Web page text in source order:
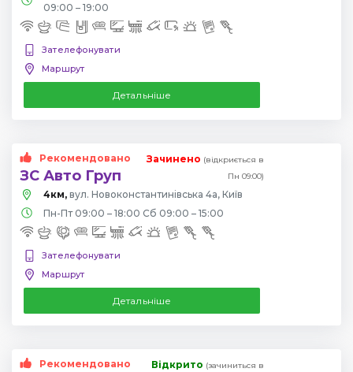
09:00 – 19:00
Зателефонувати
Маршрут
Детальніше
Рекомендовано
ЗС Авто Груп
Зачинено (відкриється в
Пн 09:00)
4км, вул. Новоконстантинівська 4а, Київ
Пн-Пт 09:00 – 18:00 Сб 09:00 – 15:00
Зателефонувати
Маршрут
Детальніше
Рекомендовано Відкрито (зачиниться в